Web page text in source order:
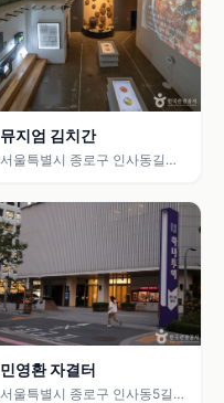
뮤지엄 김치간
서울특별시 종로구 인사동길
민영환 자결터
서울특별시 종로구 인사동5길